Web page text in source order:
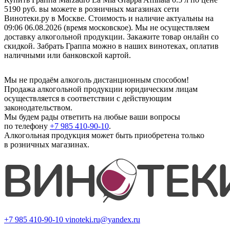
5190 руб. вы можете в розничных магазинах сети
Винотеки.ру в Москве. Стоимость и наличие актуальны на
09:06 06.08.2026 (время московское). Мы не осуществляем
доставку алкогольной продукции. Закажите товар онлайн со
скидкой. Забрать Граппа можно в наших винотеках, оплатив
наличными или банковской картой.
Мы не продаём алкоголь дистанционным способом!
Продажа алкогольной продукции юридическим лицам
осуществляется в соответствии с действующим
законодательством.
Мы будем рады ответить на любые ваши вопросы
по телефону +7 985 410-90-10.
Алкогольная продукция может быть приобретена только
в розничных магазинах.
+7 985 410-90-10 vinoteki.ru@yandex.ru